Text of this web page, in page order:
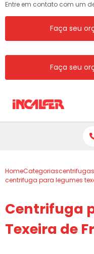
Entre em contato com um
Faça seu
Faça seu
HomeCategoriascentrifugas
centrifuga para legumes
Centrifuga
Texeira de